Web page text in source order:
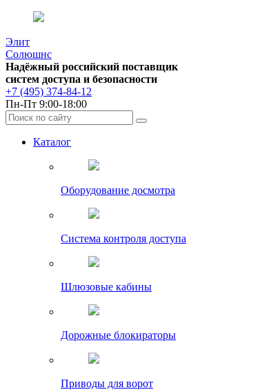
Элит
Солюшнс
Надёжный российский поставщик
систем доступа и безопасности
+7 (495) 374-84-12
Пн-Пт 9:00-18:00
Каталог
Оборудование досмотра
Система контроля доступа
Шлюзовые кабины
Дорожные блокираторы
Приводы для ворот